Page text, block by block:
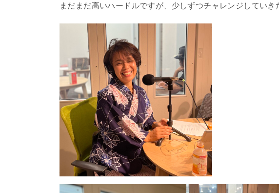
まだまだ高いハードルですが、少しずつチャレンジしていき